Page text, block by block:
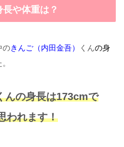
や体重は？
のきんご（内田金吾） くんの身
んの身長は173cmで
われます！